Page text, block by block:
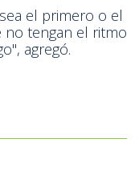
el primero o el
no tengan el ritmo
agregó.